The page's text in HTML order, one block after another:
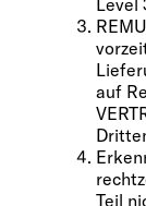
auf
Teil